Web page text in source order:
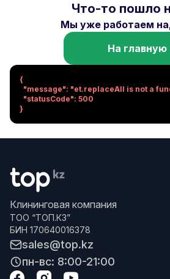
Что-то пошло
Мы уже работаем
На главную
{
}
Клининговая компания
ТОО “ТОП.КЗ”
БИН 170640016378
sales@top.kz
пн-вс: 8:00-21:00